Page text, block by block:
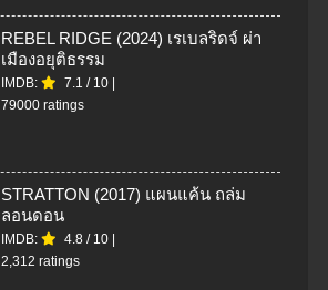
REBEL RIDGE (2024) เรเบลริดจ์ ผ่า
เมืองอยุติธรรม
IMDB: 7.1 / 10
79000 ratings
STRATTON (2017) แผนแค้น ถล่ม
ลอนดอน
IMDB: 4.8 / 10
2,312 ratings